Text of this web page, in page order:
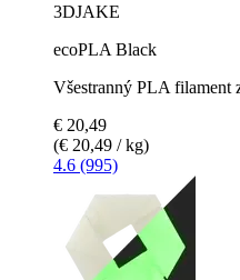
3DJAKE
ecoPLA Black
Všestranný PLA filament
€ 20,49
(€ 20,49 / kg)
4.6 (995)